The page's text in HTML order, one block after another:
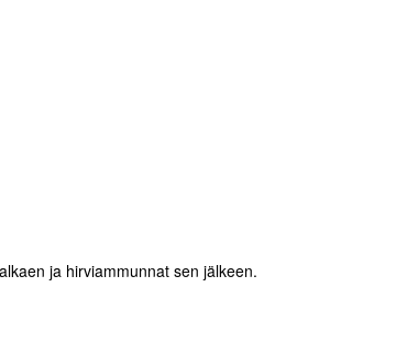
ja hirviammunnat sen jälkeen.